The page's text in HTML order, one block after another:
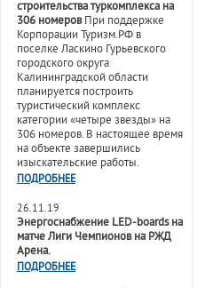
строительства туркомплекса на
306 номеровПри поддержке
Корпорации Туризм.РФ в
поселке Ласкино Гурьевского
городского округа
Калининградской области
планируется построить
туристический комплекс
категории «четыре звезды» на
306 номеров. В настоящее время
на объекте завершились
изыскательские работы.
ПОДРОБНЕЕ
26.11.19
Энергоснабжение LED-boards на
матче Лиги Чемпионов на РЖД
Арена.
ПОДРОБНЕЕ